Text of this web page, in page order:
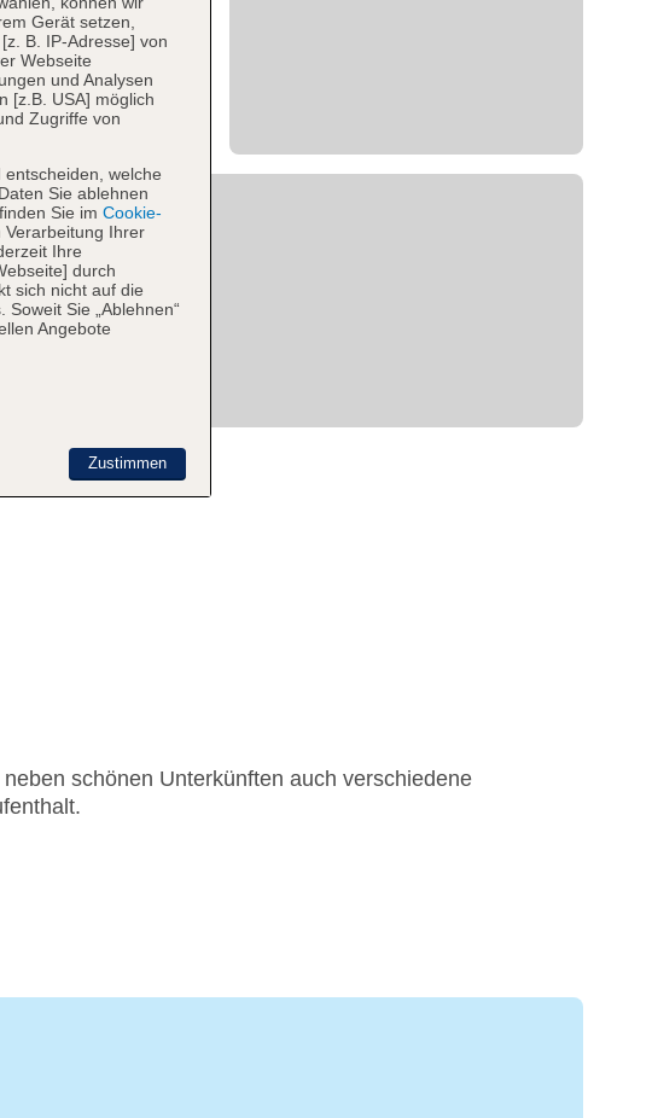
schönen Unterkünften auch verschiedene
Gerät setzen,
B. IP-Adresse] von
Webseite
und Analysen
[z.B. USA] möglich
Zugriffe von
welche
Sie ablehnen
Sie im Cookie-
Ihrer
Ihre
durch
sich nicht auf die
Sie „Ablehnen“
Angebote
Zustimmen